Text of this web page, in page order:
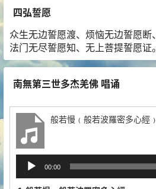
四弘誓愿
众生无边誓愿渡、烦恼无边誓愿断、
法门无尽誓愿知、无上菩提誓愿证。
南無第三世多杰羌佛 唱诵
般若慢﹙般若波羅密多心經﹚
播
00:00